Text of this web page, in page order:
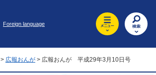
Foreign language
> 広報おんが > 広報おんが 平成29年3月10日号